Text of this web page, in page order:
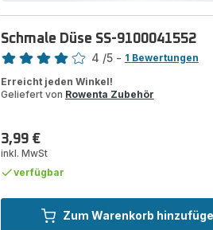
Zum Warenkorb
Schmale Düse SS-9100041552
Bewertung
mit
(Durchschnitt)
4 /5 - 1 Bewertungen
Erreicht jeden Winkel!
Geliefert von Rowenta Zubehör
Preis
3,99 €
inkl. MwSt
verfügbar